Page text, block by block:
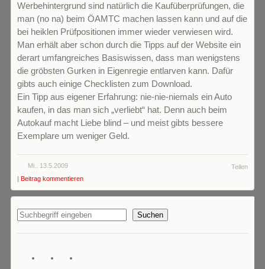
Werbehintergrund sind natürlich die Kaufüberprüfungen, die
man (no na) beim ÖAMTC machen lassen kann und auf die
bei heiklen Prüfpositionen immer wieder verwiesen wird.
Man erhält aber schon durch die Tipps auf der Website ein
derart umfangreiches Basiswissen, dass man wenigstens
die gröbsten Gurken in Eigenregie entlarven kann. Dafür
gibts auch einige Checklisten zum Download.
Ein Tipp aus eigener Erfahrung: nie-nie-niemals ein Auto
kaufen, in das man sich „verliebt“ hat. Denn auch beim
Autokauf macht Liebe blind – und meist gibts bessere
Exemplare um weniger Geld.
Teilen
Mi.. 13.5.2009
Beitrag kommentieren
Suchen